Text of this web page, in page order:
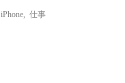
iPhone 仕事